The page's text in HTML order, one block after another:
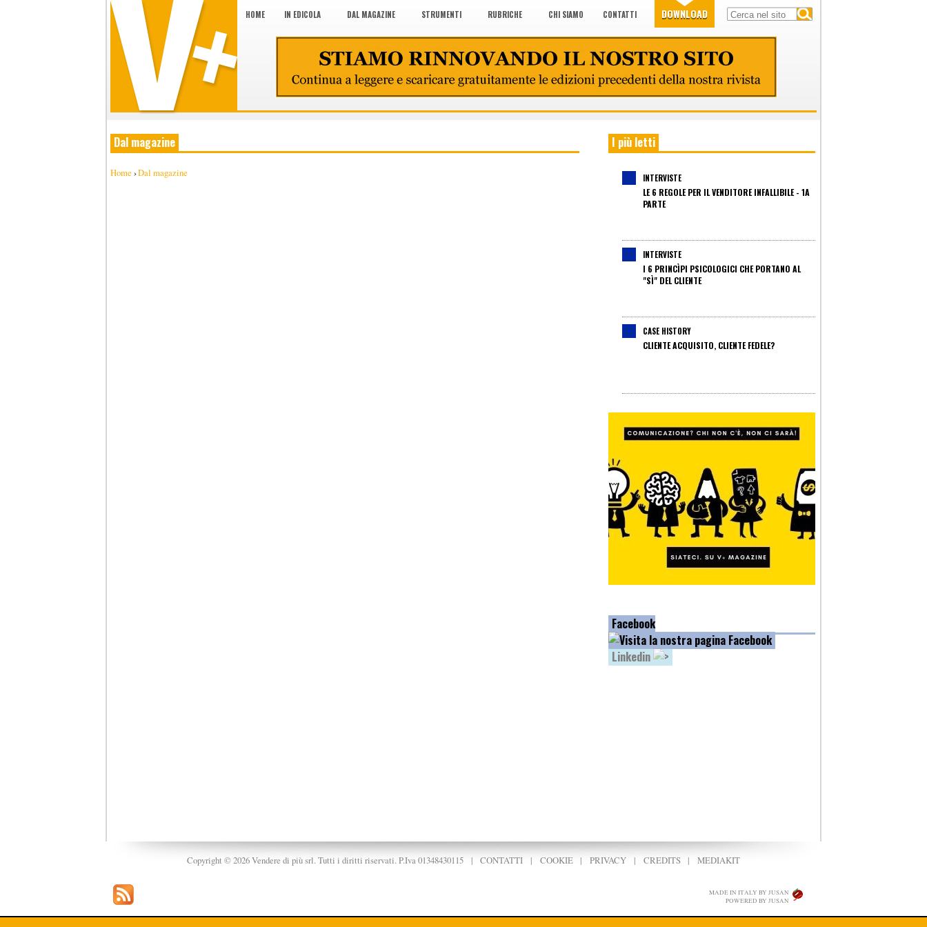
HOME IN EDICOLA DAL MAGAZINE STRUMENTI RUBRICHE CHI SIAMO CONTATTI DOWNLOAD
Dal magazine
Home ›Dal magazine
I più letti
INTERVISTE
LE 6 REGOLE PER IL VENDITORE INFALLIBILE - 1A
PARTE
INTERVISTE
I 6 PRINCÌPI PSICOLOGICI CHE PORTANO AL
"SÌ" DEL CLIENTE
CASE HISTORY
CLIENTE ACQUISITO, CLIENTE FEDELE?
Facebook
Linkedin
Copyright © 2026 Vendere di più srl. Tutti i diritti riservati. P.Iva 01348430115 |CONTATTI | COOKIE|PRIVACY | CREDITS| MEDIAKIT
MADE IN ITALY BY JUSAN
POWERED BY JUSAN